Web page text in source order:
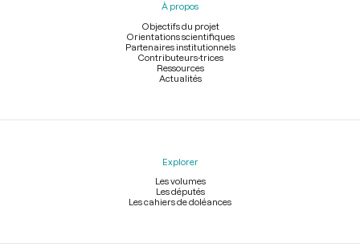
À propos
Objectifs du projet
Orientations scientifiques
Partenaires institutionnels
Contributeurs-trices
Ressources
Actualités
Explorer
Les volumes
Les députés
Les cahiers de doléances